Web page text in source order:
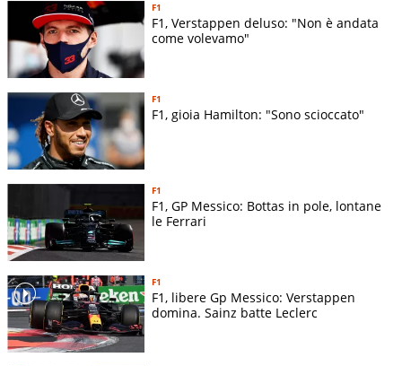
F1
F1, Verstappen deluso: "Non è andata
come volevamo"
F1
F1, gioia Hamilton: "Sono scioccato"
F1
F1, GP Messico: Bottas in pole, lontane
le Ferrari
F1
F1, libere Gp Messico: Verstappen
domina. Sainz batte Leclerc